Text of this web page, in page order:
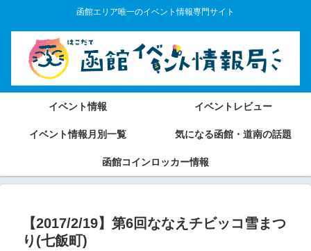
函館エリア唯一のイベント情報専門サイト
イベント情報 イベントレビュー
イベント情報月別一覧 気になる函館・道南の話題
函館コインロッカー情報
【2017/2/19】第6回ななえチビッコ雪まつ
り(七飯町)